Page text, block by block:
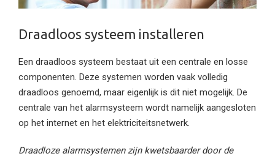
Draadloos systeem installeren
Een draadloos systeem bestaat uit een centrale en losse
componenten. Deze systemen worden vaak volledig
draadloos genoemd, maar eigenlijk is dit niet mogelijk. De
centrale van het alarmsysteem wordt namelijk aangesloten
op het internet en het elektriciteitsnetwerk.
Draadloze alarmsystemen zijn kwetsbaarder door de